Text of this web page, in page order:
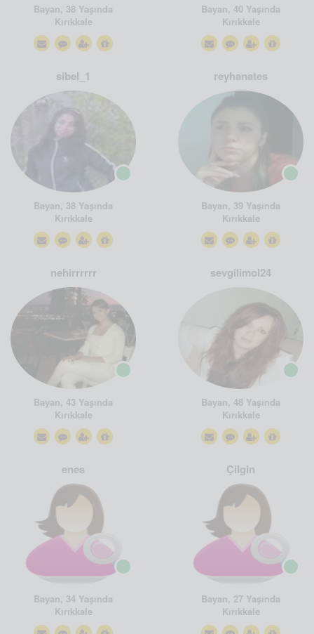
Bayan, 38 Yaşında
Kırıkkale
Bayan, 40 Yaşında
Kırıkkale
sibel_1
Bayan, 38 Yaşında
Kırıkkale
reyhanates
Bayan, 39 Yaşında
Kırıkkale
nehirrrrrr
Bayan, 43 Yaşında
Kırıkkale
sevgilimol24
Bayan, 48 Yaşında
Kırıkkale
enes
Bayan, 34 Yaşında
Kırıkkale
Çilgin
Bayan, 27 Yaşında
Kırıkkale